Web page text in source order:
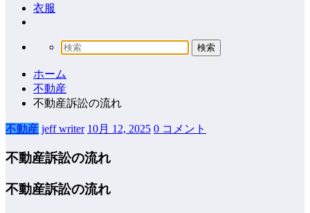
衣服
ホーム
不動産
不動産訴訟の流れ
不動産 jeff writer 10月 12, 2025 0 コメント
不動産訴訟の流れ
不動産訴訟の流れ